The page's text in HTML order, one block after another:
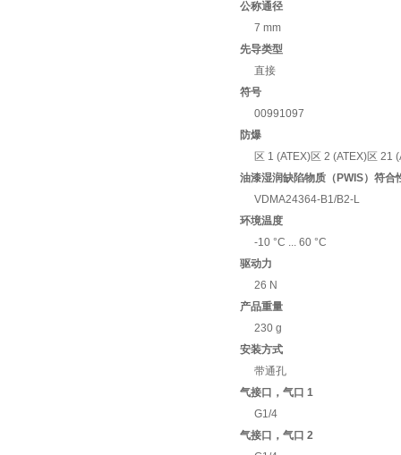
公称通径
7 mm
先导类型
直接
符号
00991097
防爆
区 1 (ATEX)区 2 (ATEX)区 21
油漆湿润缺陷物质（PWIS）符合
VDMA24364-B1/B2-L
环境温度
-10 °C ... 60 °C
驱动力
26 N
产品重量
230 g
安装方式
带通孔
气接口，气口 1
G1/4
气接口，气口 2